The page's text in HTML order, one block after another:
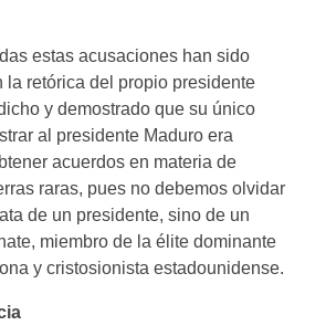
estas acusaciones han sido
la retórica del propio presidente
y demostrado que su único
al presidente Maduro era
acuerdos en materia de
raras, pues no debemos olvidar
de un presidente, sino de un
miembro de la élite dominante
y cristosionista estadounidense.